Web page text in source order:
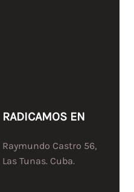
RADICAMOS EN
Raymundo Castro 56,
Las Tunas. Cuba.